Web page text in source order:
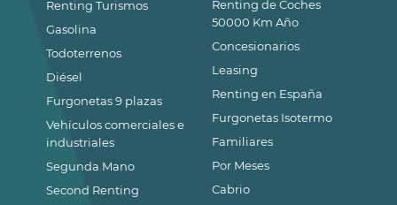
Renting Turismos
Gasolina
Todoterrenos
Diésel
Furgonetas 9 plazas
Vehículos comerciales e
industriales
Segunda Mano
Second Renting
Renting de Coches
50000 Km Año
Concesionarios
Leasing
Renting en España
Furgonetas Isotermo
Familiares
Por Meses
Cabrio